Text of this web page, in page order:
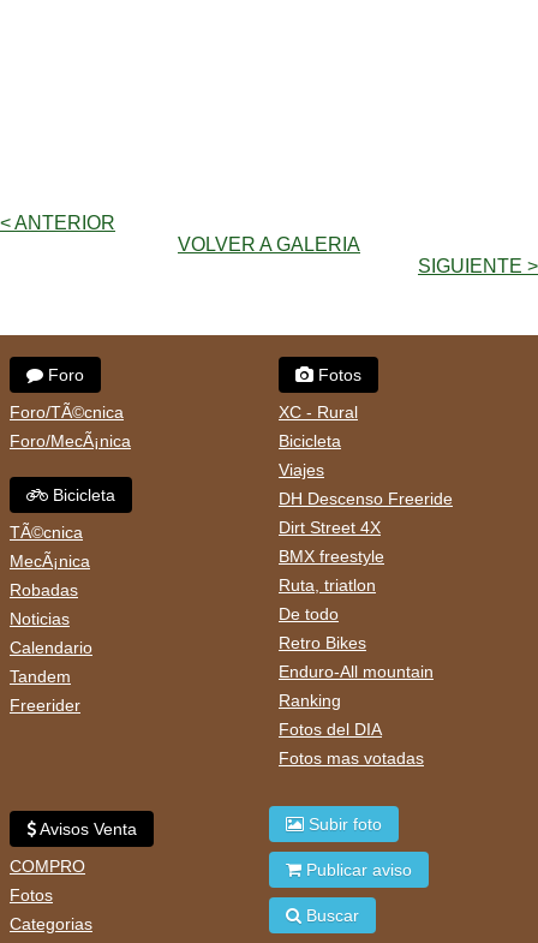
< ANTERIOR
VOLVER A GALERIA
SIGUIENTE >
Foro
Foro/TÃ©cnica
Foro/MecÃ¡nica
Bicicleta
TÃ©cnica
MecÃ¡nica
Robadas
Noticias
Calendario
Tandem
Freerider
Fotos
XC - Rural
Bicicleta
Viajes
DH Descenso Freeride
Dirt Street 4X
BMX freestyle
Ruta, triatlon
De todo
Retro Bikes
Enduro-All mountain
Ranking
Fotos del DIA
Fotos mas votadas
Avisos Venta
COMPRO
Fotos
Categorias
Subir foto
Publicar aviso
Buscar